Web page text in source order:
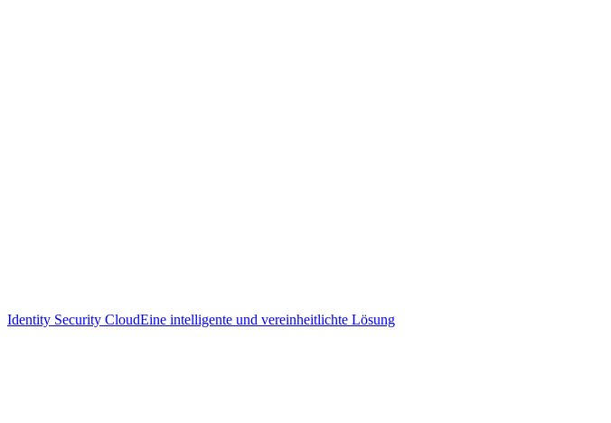
Identity Security CloudEine intelligente und vereinheitlichte Lösung